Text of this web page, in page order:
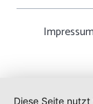
Impressum
Diese Seite